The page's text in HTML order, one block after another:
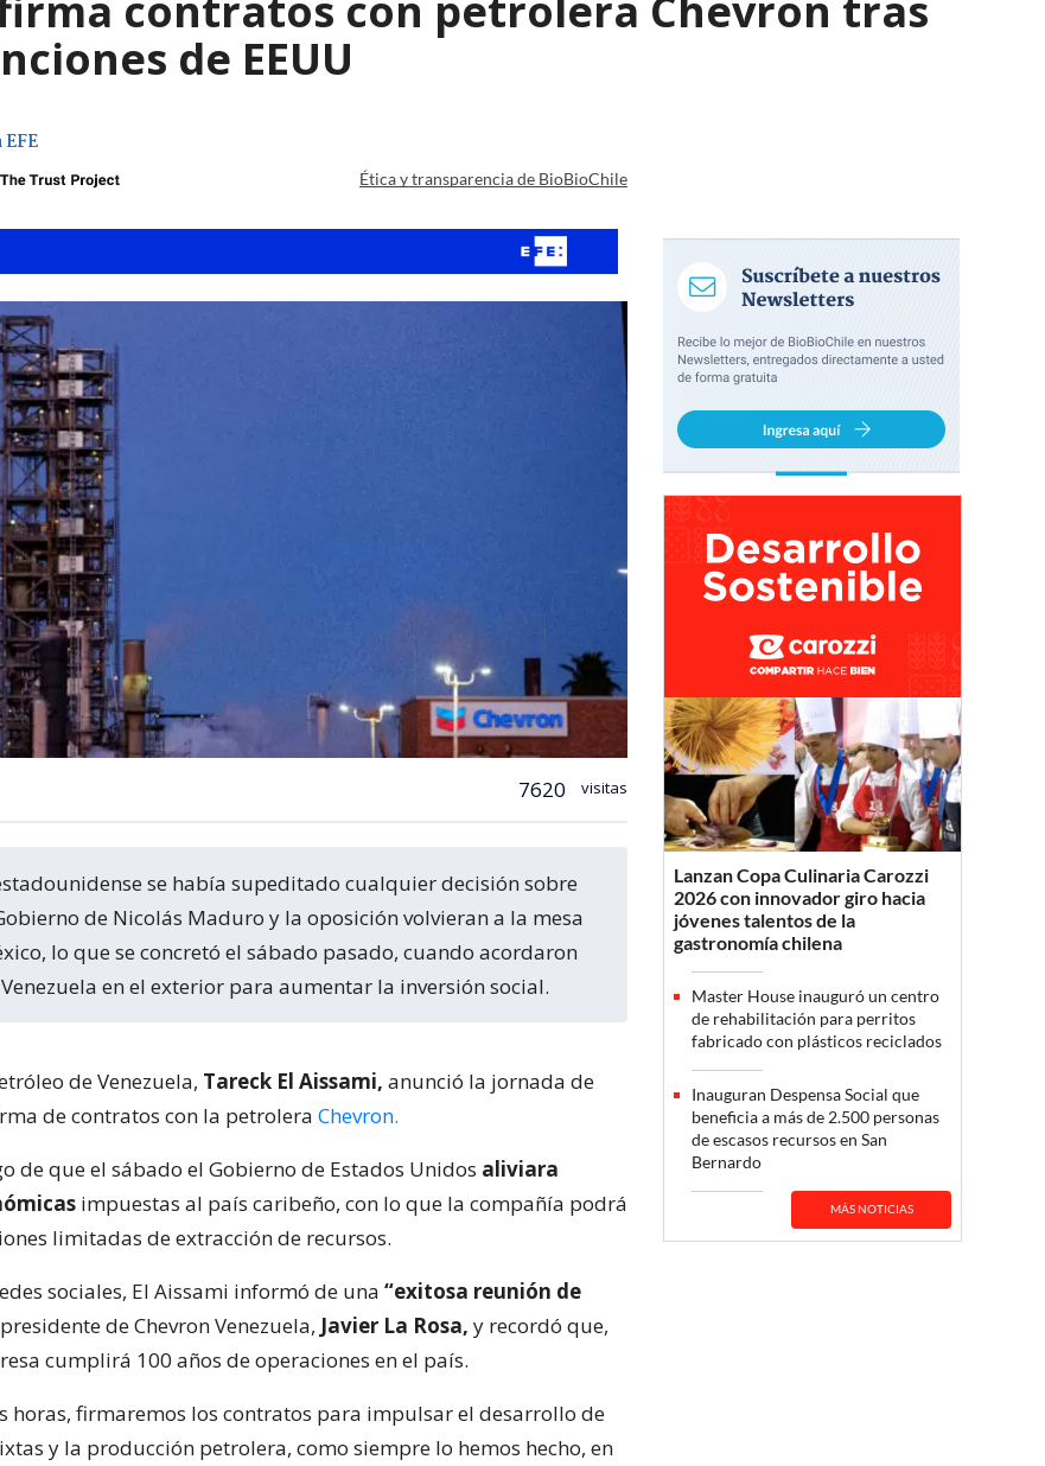
de EEUU
Ética y transparencia de BioBioChile
7620 visitas
de Nicolás Maduro y la oposición volvieran a la mesa
lo que se concretó el sábado pasado, cuando acordaron
en el exterior para aumentar la inversión social.
de Venezuela, Tareck El Aissami, anunció la jornada de
de contratos con la petrolera Chevron.
de que el sábado el Gobierno de Estados Unidos aliviara
impuestas al país caribeño, con lo que la compañía podrá
limitadas de extracción de recursos.
sociales, El Aissami informó de una “exitosa reunión de
de Chevron Venezuela, Javier La Rosa, y recordó que,
cumplirá 100 años de operaciones en el país.
horas, firmaremos los contratos para impulsar el desarrollo de
y la producción petrolera, como siempre lo hemos hecho, en
Lanzan Copa Culinaria Carozzi
2026 con innovador giro hacia
jóvenes talentos de la
gastronomía chilena
Master House inauguró un centro
de rehabilitación para perritos
fabricado con plásticos reciclados
Inauguran Despensa Social que
beneficia a más de 2.500 personas
de escasos recursos en San
Bernardo
MÁS NOTICIAS